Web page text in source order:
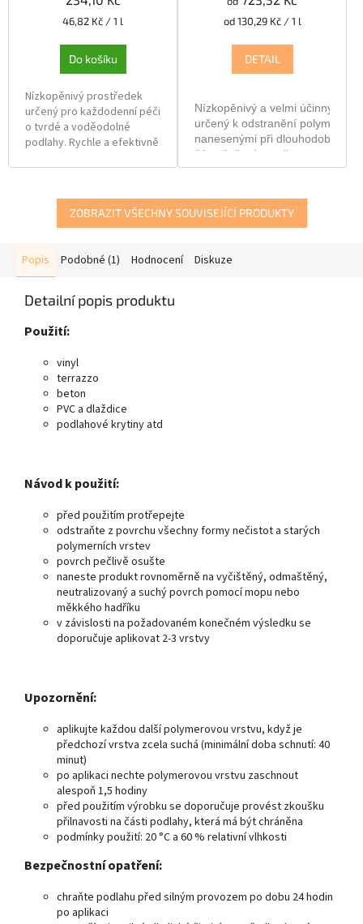
Měrná
46,82 Kč / 1 l
Do košíku
Nízkopěnivý prostředek
určený pro každodenní péči
o tvrdé a voděodolné
podlahy. Rychle a efektivně
podlah. Lze použít pro ruční
i strojové čištění.
Měrná
od 130,29 Kč / 1 l
DETAIL
Nízkopěnivý a velmi účinný
určený k odstranění polymerů
nanesenými při dlouhodobé
částečně odstraněny pomocí
ZOBRAZIT VŠECHNY SOUVISEJÍCÍ PRODUKTY
Popis Podobné (1) Hodnocení Diskuze
Detailní popis produktu
Použití:
vinyl
terrazzo
beton
PVC a dlaždice
podlahové krytiny atd
Návod k použití:
před použitím protřepejte
odstraňte z povrchu všechny formy nečistot a starých
polymerních vrstev
povrch pečlivě osušte
naneste produkt rovnoměrně na vyčištěný, odmaštěný,
neutralizovaný a suchý povrch pomocí mopu nebo
měkkého hadříku
v závislosti na požadovaném konečném výsledku se
doporučuje aplikovat 2-3 vrstvy
Upozornění:
aplikujte každou další polymerovou vrstvu, když je
předchozí vrstva zcela suchá (minimální doba schnutí: 40
minut)
po aplikaci nechte polymerovou vrstvu zaschnout
alespoň 1,5 hodiny
před použitím výrobku se doporučuje provést zkoušku
přilnavosti na části podlahy, která má být chráněna
podmínky použití: 20 °C a 60 % relativní vlhkosti
Bezpečnostní opatření:
chraňte podlahu před silným provozem po dobu 24 hodin
po aplikaci